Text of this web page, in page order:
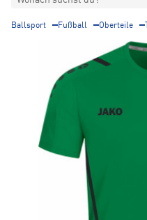
Ballsport Fußball Oberteile